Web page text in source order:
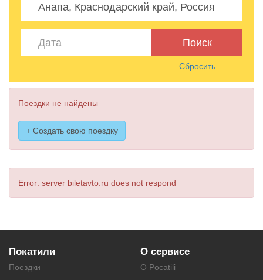
Поиск
Сбросить
Поездки не найдены
+ Создать свою поездку
Error: server biletavto.ru does not respond
Покатили
Поездки
О сервисе
О Pocatili